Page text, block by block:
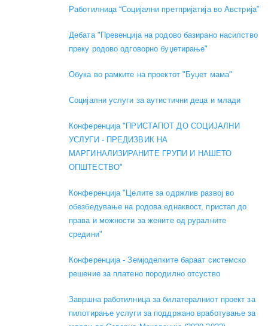
Работилница “Социјални претпријатија во Австрија”
Дебата "Превенција на родово базирано насилство
преку родово одговорно буџетирање"
Обука во рамките на проектот "Буџет мама"
Социјални услуги за аутистични деца и млади
Конференција "ПРИСТАПОТ ДО СОЦИЈАЛНИ
УСЛУГИ - ПРЕДИЗВИК НА
МАРГИНАЛИЗИРАНИТЕ ГРУПИ И НАШЕТО
ОПШТЕСТВО"
Конференција "Целите за одржлив развој во
обезбедување на родова еднаквост, пристап до
права и можности за жените од руралните
средини"
Конференција - Земјоделките бараат системско
решение за платено породилно отсуство
Завршна работилница за билатералниот проект за
пилотирање услуги за поддржано вработување за